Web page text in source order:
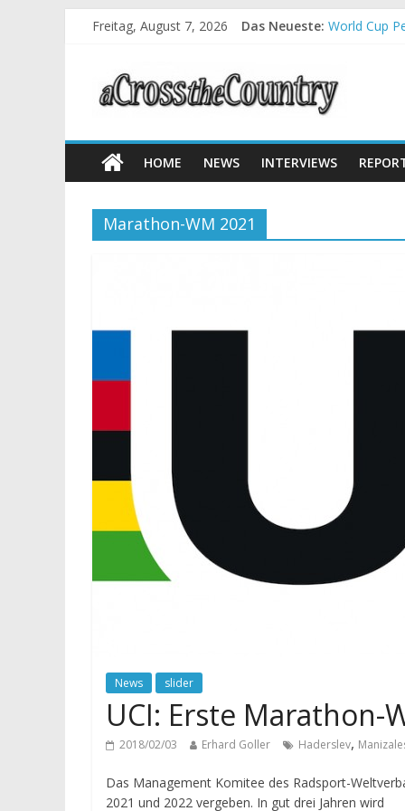
Freitag, August 7, 2026 Das Neueste: World Cup
Halbzeit
Chelva:
HOME NEWS INTERVIEWS
Marathon-WM 2021
News slider
UCI: Erste Marathon-
2018/02/03 Erhard Goller Haderslev,
Das Management Komitee des Radsport-
2021 und 2022 vergeben. In gut drei Jahren wird